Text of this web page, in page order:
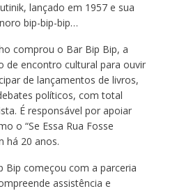
lançado em 1957 e sua
bip-bip-bip…
comprou o Bar Bip Bip, a
de encontro cultural para ouvir
de lançamentos de livros,
políticos, com total
É responsável por apoiar
o “Se Essa Rua Fosse
há 20 anos.
Bip começou com a parceria
assistência e